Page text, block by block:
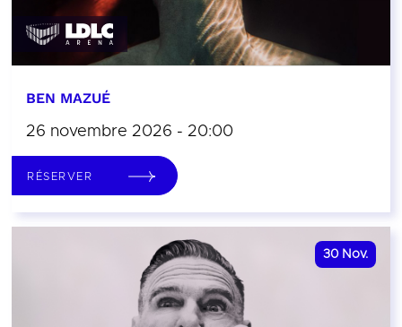
BEN MAZUÉ
26 novembre 2026 - 20:00
RÉSERVER
30 Nov.